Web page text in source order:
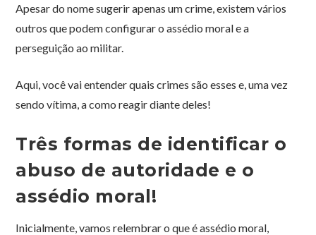
Apesar do nome sugerir apenas um crime, existem vários
outros que podem configurar o assédio moral e a
perseguição ao militar.
Aqui, você vai entender quais crimes são esses e, uma vez
sendo vítima, a como reagir diante deles!
Três formas de identificar o
abuso de autoridade e o
assédio moral!
Inicialmente, vamos relembrar o que é assédio moral,